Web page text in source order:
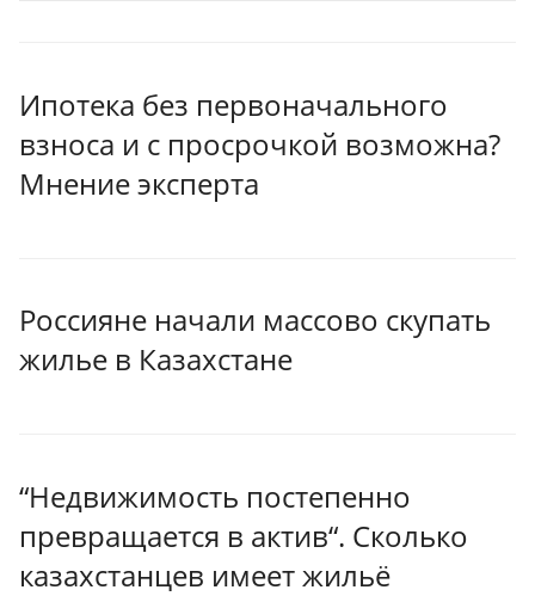
Ипотека без первоначального
взноса и с просрочкой возможна?
Мнение эксперта
Россияне начали массово скупать
жилье в Казахстане
“Недвижимость постепенно
превращается в актив“. Сколько
казахстанцев имеет жильё